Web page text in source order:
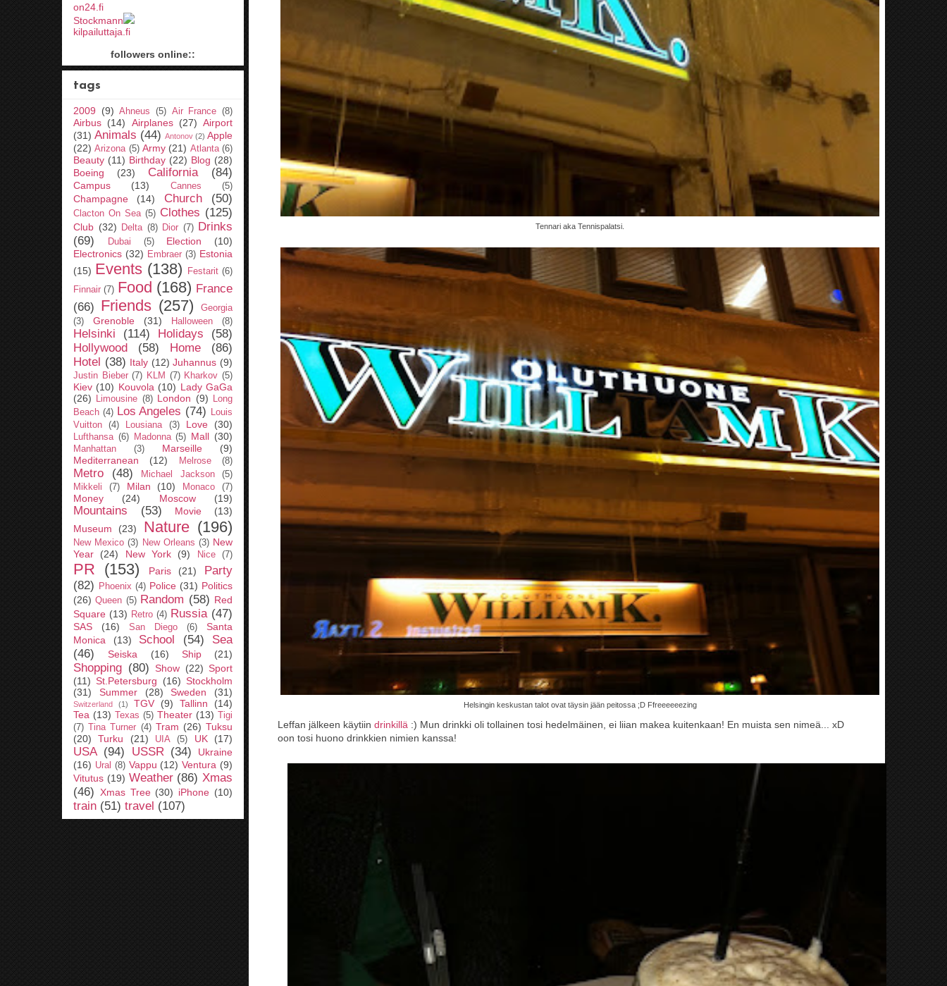
Tennari aka Tennispalatsi.
Helsingin keskustan talot ovat täysin jään peitossa ;D Ffreeeeeezing
Leffan jälkeen käytiin drinkillä :) Mun drinkki oli tollainen tosi hedelmäinen, ei liian makea kuitenkaan! En muista sen nimeä... xD
oon tosi huono drinkkien nimien kanssa!
on24.fi
Stockmann
kilpailuttaja.fi
followers online::
tags
2009 (9) Ahneus (5) Air France (8)
Airbus (14) Airplanes (27) Airport
(31) Animals (44) Antonov (2) Apple
(22) Arizona (5) Army (21) Atlanta (6)
Beauty (11) Birthday (22) Blog (28)
Boeing
(23) California (84)
Campus (13) Cannes (5)
Champagne (14) Church (50)
Clacton On Sea (5) Clothes (125)
Club (32) Delta (8) Dior (7) Drinks
(69)
Dubai (5) Election
(10)
Electronics (32) Embraer (3) Estonia
(15) Events (138) Festarit (6)
Finnair (7) Food (168) France
(66) Friends (257)
Georgia
(3)
Grenoble (31) Halloween (8)
Helsinki (114) Holidays
(58)
Hollywood
(58) Home
(86)
Hotel (38) Italy (12) Juhannus (9)
Justin Bieber (7) KLM (7) Kharkov (5)
Kiev (10) Kouvola (10) Lady GaGa
(26)
Limousine (8) London (9)
Long
Beach (4) Los Angeles (74)
Louis
Vuitton
(4) Lousiana (3) Love (30)
Lufthansa (6) Madonna (5) Mall (30)
Manhattan (3) Marseille
(9)
Mediterranean
(12) Melrose (8)
Metro (48) Michael Jackson
(5)
Mikkeli
(7) Milan (10) Monaco (7)
Money (24) Moscow (19)
Mountains (53) Movie
(13)
Museum
(23) Nature (196)
New Mexico (3) New Orleans (3) New
Year
(24) New York (9) Nice (7)
PR (153) Paris (21)
Party
(82)
Phoenix (4) Police (31) Politics
(26) Queen (5) Random (58) Red
Square (13) Retro (4) Russia (47)
SAS (16) San Diego (6)
Santa
Monica
(13) School (54)
Sea
(46)
Seiska (16) Ship (21)
Shopping (80) Show (22) Sport
(11) St.Petersburg (16) Stockholm
(31)
Summer (28) Sweden (31)
Switzerland (1) TGV (9) Tallinn
(14)
Tea (13) Texas (5) Theater (13) Tigi
(7) Tina Turner (4) Tram (26) Tuksu
(20)
Turku (21) UIA (5) UK (17)
USA (94) USSR (34)
Ukraine
(16) Ural (8) Vappu (12) Ventura (9)
Vitutus (19) Weather (86) Xmas
(46) Xmas Tree (30) iPhone (10)
train (51) travel (107)